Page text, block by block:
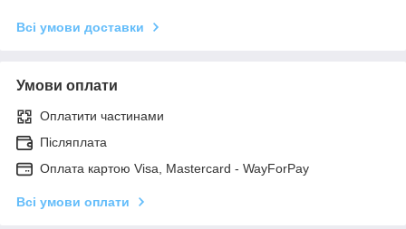
Всі умови доставки
Умови оплати
Оплатити частинами
Післяплата
Оплата картою Visa, Mastercard - WayForPay
Всі умови оплати